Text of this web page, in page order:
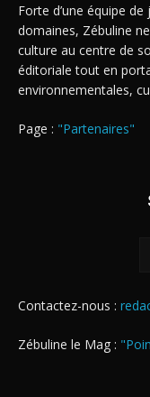
Forte d’une équipe
domaines, Zébuline
culture au centre de
éditoriale tout en
environnementales,
Page : "Partenaires"
Contactez-nous :
Zébuline le Mag :